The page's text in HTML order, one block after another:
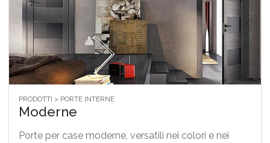
PRODOTTI > PORTE INTERNE
Moderne
Porte per case moderne, versatili nei colori e nei